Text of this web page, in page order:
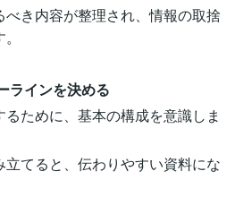
き内容が整理され、情報の取捨
ラインを決める
ために、基本の構成を意識しま
てると、伝わりやすい資料にな